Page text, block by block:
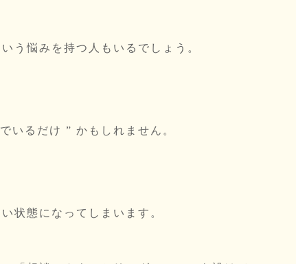
う悩みを持つ人もいるでしょう。
いるだけ ” かもしれません。
状態になってしまいます。